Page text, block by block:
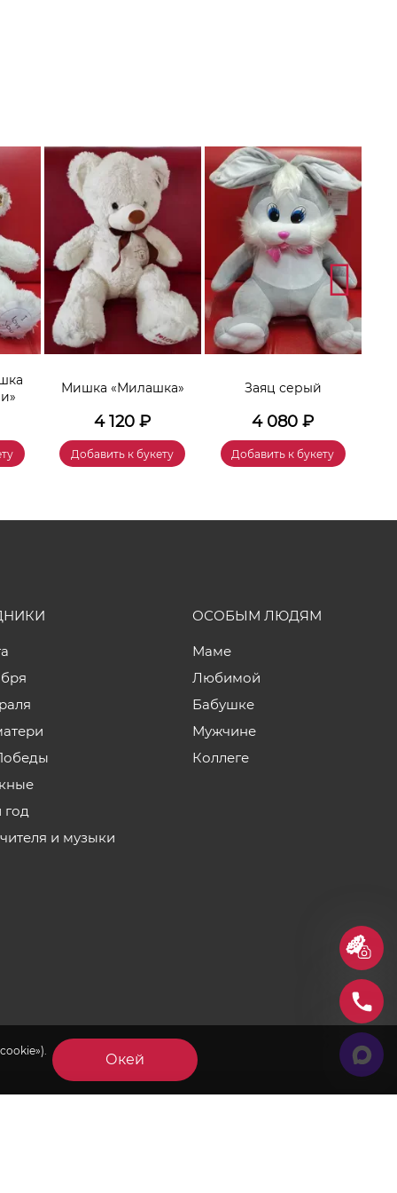
Мишка «Милашка»
4 120 ₽
Добавить к букету
Заяц серый
4 080 ₽
Добавить к букету
Окей
и музыки
ОСОБЫМ ЛЮДЯМ
Маме
Любимой
Бабушке
Мужчине
Коллеге